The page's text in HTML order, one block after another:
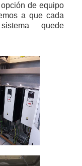
de equipo
a que cada
quede